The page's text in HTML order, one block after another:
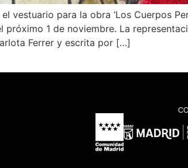
vestuario para la obra ‘Los Cuerpos
próximo 1 de noviembre. La
Ferrer y escrita por […]